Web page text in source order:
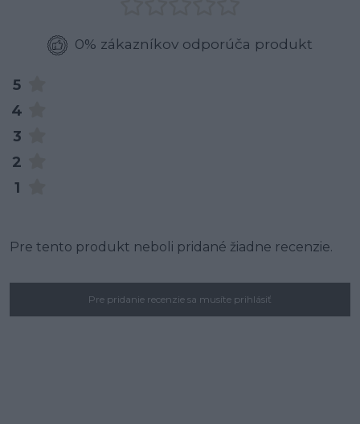
0% zákazníkov odporúča produkt
5
4
3
2
1
Pre tento produkt neboli pridané žiadne recenzie.
Pre pridanie recenzie sa musíte prihlásiť